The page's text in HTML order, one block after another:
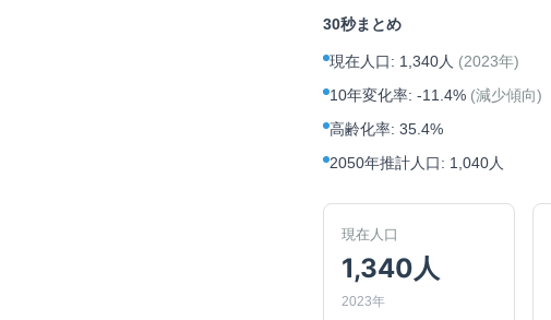
30秒まとめ
現在人口: 1,340人 (2023年)
10年変化率: -11.4% (減少傾向)
高齢化率: 35.4%
2050年推計人口: 1,040人
現在人口
1,340人
2023年